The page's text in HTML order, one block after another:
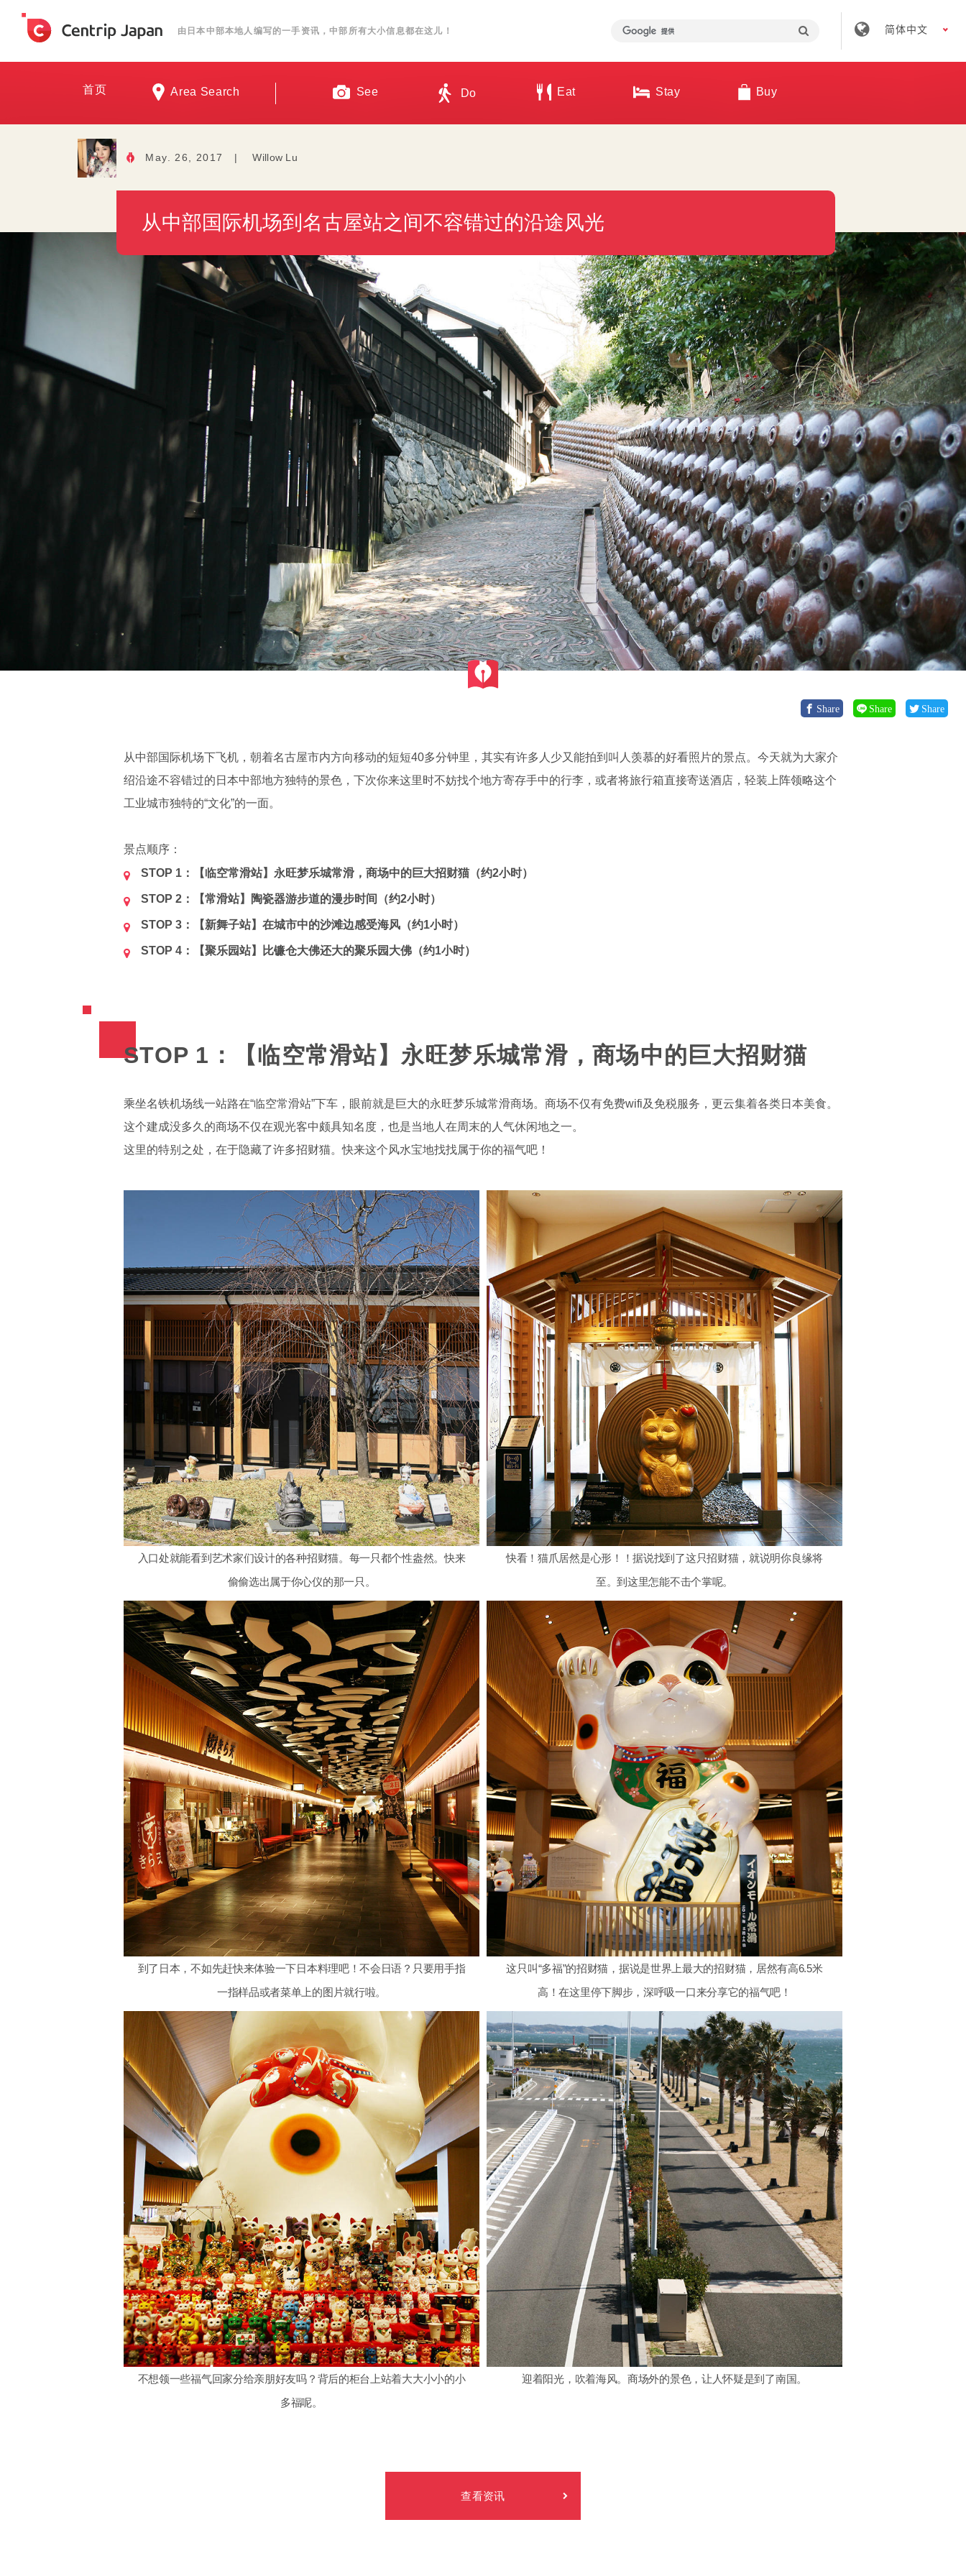
由日本中部本地人编写的一手资讯，中部所有大小信息都在这儿！ 简体中文
首页 Area Search See Do Eat Stay Buy
May. 26, 2017 | Willow Lu
从中部国际机场到名古屋站之间不容错过的沿途风光
Share Share Share
从中部国际机场下飞机，朝着名古屋市内方向移动的短短40多分钟里，其实有许多人少又能拍到叫人羡慕的好看照片的景点。今天就为大家介
绍沿途不容错过的日本中部地方独特的景色，下次你来这里时不妨找个地方寄存手中的行李，或者将旅行箱直接寄送酒店，轻装上阵领略这个
工业城市独特的“文化”的一面。
景点顺序：
STOP 1：【临空常滑站】永旺梦乐城常滑，商场中的巨大招财猫（约2小时）
STOP 2：【常滑站】陶瓷器游步道的漫步时间（约2小时）
STOP 3：【新舞子站】在城市中的沙滩边感受海风（约1小时）
STOP 4：【聚乐园站】比镰仓大佛还大的聚乐园大佛（约1小时）
STOP 1：【临空常滑站】永旺梦乐城常滑，商场中的巨大招财猫
乘坐名铁机场线一站路在“临空常滑站”下车，眼前就是巨大的永旺梦乐城常滑商场。商场不仅有免费wifi及免税服务，更云集着各类日本美食。
这个建成没多久的商场不仅在观光客中颇具知名度，也是当地人在周末的人气休闲地之一。
这里的特别之处，在于隐藏了许多招财猫。快来这个风水宝地找找属于你的福气吧！
入口处就能看到艺术家们设计的各种招财猫。每一只都个性盎然。快来
偷偷选出属于你心仪的那一只。
快看！猫爪居然是心形！！据说找到了这只招财猫，就说明你良缘将
至。到这里怎能不击个掌呢。
到了日本，不如先赶快来体验一下日本料理吧！不会日语？只要用手指
一指样品或者菜单上的图片就行啦。
这只叫“多福”的招财猫，据说是世界上最大的招财猫，居然有高6.5米
高！在这里停下脚步，深呼吸一口来分享它的福气吧！
不想领一些福气回家分给亲朋好友吗？背后的柜台上站着大大小小的小
多福呢。
迎着阳光，吹着海风。商场外的景色，让人怀疑是到了南国。
查看资讯